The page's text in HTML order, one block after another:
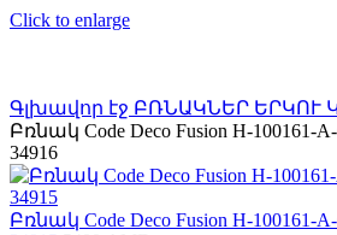
Click to enlarge
Գլխավոր էջ ԲՌՆԱԿՆԵՐ ԵՐԿՈՒ
Բռնակ Code Deco Fusion H-
34916
Բռնակ Code Deco Fusion H-